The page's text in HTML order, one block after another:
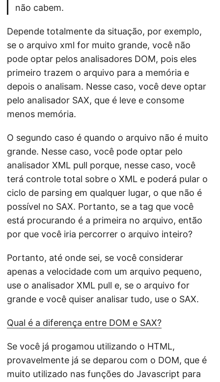
não cabem.
Depende totalmente da situação, por exemplo,
se o arquivo xml for muito grande, você não
pode optar pelos analisadores DOM, pois eles
primeiro trazem o arquivo para a memória e
depois o analisam. Nesse caso, você deve optar
pelo analisador SAX, que é leve e consome
menos memória.
O segundo caso é quando o arquivo não é muito
grande. Nesse caso, você pode optar pelo
analisador XML pull porque, nesse caso, você
terá controle total sobre o XML e poderá pular o
ciclo de parsing em qualquer lugar, o que não é
possível no SAX. Portanto, se a tag que você
está procurando é a primeira no arquivo, então
por que você iria percorrer o arquivo inteiro?
Portanto, até onde sei, se você considerar
apenas a velocidade com um arquivo pequeno,
use o analisador XML pull e, se o arquivo for
grande e você quiser analisar tudo, use o SAX.
Qual é a diferença entre DOM e SAX?
Se você já progamou utilizando o HTML,
provavelmente já se deparou com o DOM, que é
muito utilizado nas funções do Javascript para